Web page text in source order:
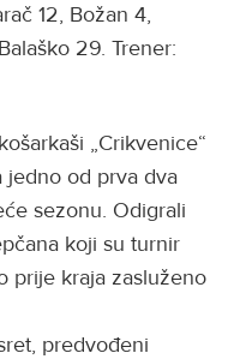
12, Božan 4,
29. Trener:
„Crikvenice“
jedno od prva dva
sezonu. Odigrali
koji su turnir
prije kraja zasluženo
predvođeni